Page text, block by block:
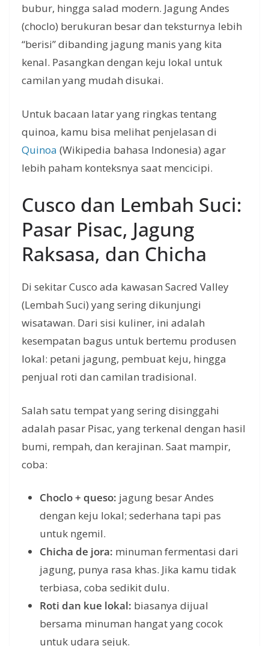
bubur, hingga salad modern. Jagung Andes
(choclo) berukuran besar dan teksturnya lebih
“berisi” dibanding jagung manis yang kita
kenal. Pasangkan dengan keju lokal untuk
camilan yang mudah disukai.
Untuk bacaan latar yang ringkas tentang
quinoa, kamu bisa melihat penjelasan di
Quinoa (Wikipedia bahasa Indonesia) agar
lebih paham konteksnya saat mencicipi.
Cusco dan Lembah Suci:
Pasar Pisac, Jagung
Raksasa, dan Chicha
Di sekitar Cusco ada kawasan Sacred Valley
(Lembah Suci) yang sering dikunjungi
wisatawan. Dari sisi kuliner, ini adalah
kesempatan bagus untuk bertemu produsen
lokal: petani jagung, pembuat keju, hingga
penjual roti dan camilan tradisional.
Salah satu tempat yang sering disinggahi
adalah pasar Pisac, yang terkenal dengan hasil
bumi, rempah, dan kerajinan. Saat mampir,
coba:
Choclo + queso: jagung besar Andes
dengan keju lokal; sederhana tapi pas
untuk ngemil.
Chicha de jora: minuman fermentasi dari
jagung, punya rasa khas. Jika kamu tidak
terbiasa, coba sedikit dulu.
Roti dan kue lokal: biasanya dijual
bersama minuman hangat yang cocok
untuk udara sejuk.